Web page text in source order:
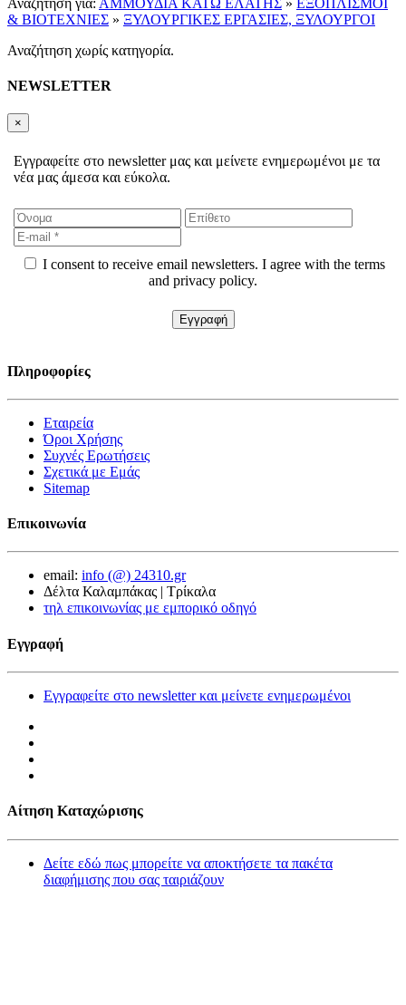
& ΒΙΟΤΕΧΝΙΕΣ » ΞΥΛΟΥΡΓΙΚΕΣ ΕΡΓΑΣΙΕΣ, ΞΥΛΟΥΡΓΟΙ
Αναζήτηση χωρίς κατηγορία.
NEWSLETTER
×
Εγγραφείτε στο newsletter μας και μείνετε ενημερωμένοι με τα
νέα μας άμεσα και εύκολα.
I consent to receive email newsletters. I agree with the terms
and privacy policy.
Πληροφορίες
Εταιρεία
Όροι Χρήσης
Συχνές Ερωτήσεις
Σχετικά με Εμάς
Sitemap
Επικοινωνία
email: info (@) 24310.gr
Δέλτα Καλαμπάκας | Τρίκαλα
τηλ επικοινωνίας με εμπορικό οδηγό
Εγγραφή
Εγγραφείτε στο newsletter και μείνετε ενημερωμένοι
Αίτηση Καταχώρισης
Δείτε εδώ πως μπορείτε να αποκτήσετε τα πακέτα
διαφήμισης που σας ταιριάζουν